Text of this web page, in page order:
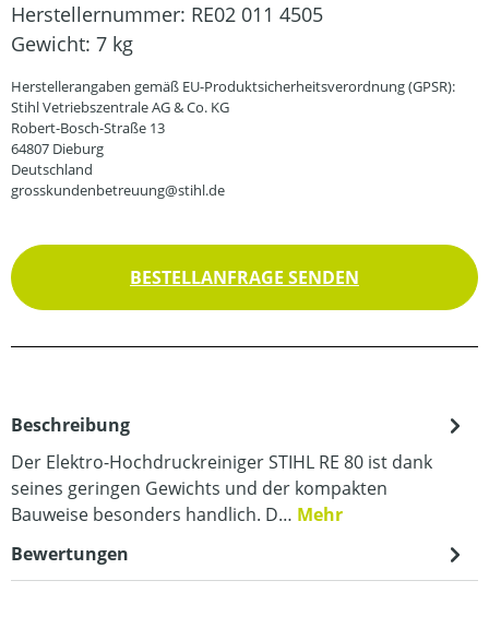
Herstellernummer: RE02 011 4505
Gewicht: 7 kg
Herstellerangaben gemäß EU-Produktsicherheitsverordnung (GPSR):
Stihl Vetriebszentrale AG & Co. KG
Robert-Bosch-Straße 13
64807 Dieburg
Deutschland
grosskundenbetreuung@stihl.de
BESTELLANFRAGE SENDEN
Beschreibung
Der Elektro-Hochdruckreiniger STIHL RE 80 ist dank
seines geringen Gewichts und der kompakten
Bauweise besonders handlich. D… Mehr
Bewertungen